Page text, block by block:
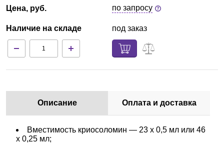
Партнеры
Технический сервис
Доставка и оплата
Цена, руб.
Наличие на складе
по запросу
под заказ
Описание Оплата и доставка
Вместимость криосоломин — 23 х 0,5 мл или 46
х 0,25 мл;